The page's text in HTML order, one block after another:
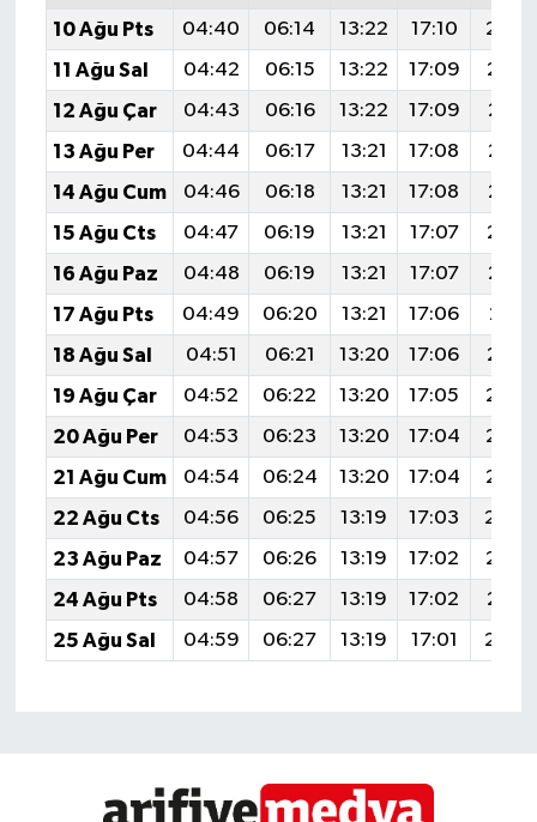
10 Ağu Pts
04:40 06:14 13:22 17:10
11 Ağu Sal
04:42 06:15 13:22 17:09
12 Ağu Çar
04:43 06:16 13:22 17:09
20:17
13 Ağu Per
04:44 06:17 13:21 17:08
20:16
14 Ağu Cum
04:46 06:18 13:21 17:08
20:15
15 Ağu Cts
04:47 06:19 13:21 17:07
16 Ağu Paz
04:48 06:19 13:21 17:07
20:12
17 Ağu Pts
04:49 06:20 13:21 17:06
20:11
18 Ağu Sal
04:51 06:21 13:20 17:06
19 Ağu Çar
04:52 06:22 13:20 17:05
20 Ağu Per
04:53 06:23 13:20 17:04
21 Ağu Cum
04:54 06:24 13:20 17:04
22 Ağu Cts
04:56 06:25 13:19 17:03
23 Ağu Paz
04:57 06:26 13:19 17:02
24 Ağu Pts
04:58 06:27 13:19 17:02
25 Ağu Sal
04:59 06:27 13:19 17:01